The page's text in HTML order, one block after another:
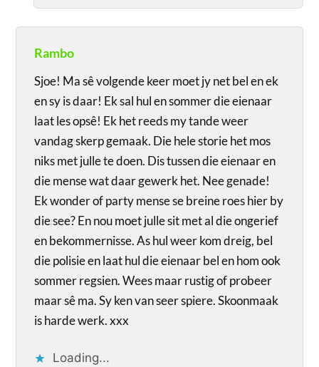
Rambo
Sjoe! Ma sê volgende keer moet jy net bel en ek
en sy is daar! Ek sal hul en sommer die eienaar
laat les opsê! Ek het reeds my tande weer
vandag skerp gemaak. Die hele storie het mos
niks met julle te doen. Dis tussen die eienaar en
die mense wat daar gewerk het. Nee genade!
Ek wonder of party mense se breine roes hier by
die see? En nou moet julle sit met al die ongerief
en bekommernisse. As hul weer kom dreig, bel
die polisie en laat hul die eienaar bel en hom ook
sommer regsien. Wees maar rustig of probeer
maar sê ma. Sy ken van seer spiere. Skoonmaak
is harde werk. xxx
Loading...